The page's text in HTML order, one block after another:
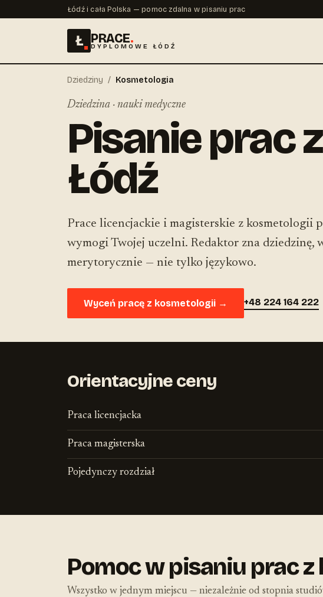
Łódź i cała Polska — pomoc zdalna w pisaniu prac
Ł PRACE.
DYPLOMOWE ŁÓDŹ
Dziedziny / Kosmetologia
Dziedzina · nauki medyczne
Pisanie prac
Łódź
Prace licencjackie i magisterskie z kosmetologii
wymogi Twojej uczelni. Redaktor zna dziedzinę,
merytorycznie — nie tylko językowo.
Wyceń pracę z kosmetologii → +48 224 164 222
Orientacyjne ceny
Praca licencjacka
Praca magisterska
Pojedynczy rozdział
Pomoc w pisaniu prac
Wszystko w jednym miejscu — niezależnie od stopnia